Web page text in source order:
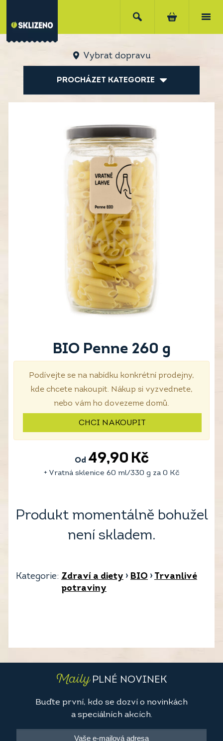
Vybrat dopravu
PROCHÁZET KATEGORIE
BIO Penne 260 g
Podívejte se na nabídku konkrétní prodejny,
kde chcete nakoupit. Nákup si vyzvednete,
nebo vám ho dovezeme domů.
CHCI NAKOUPIT
Od 49,90 Kč
+ Vratná sklenice 60 ml/330 g za 0 Kč
Produkt momentálně bohužel
není skladem.
Kategorie: Zdraví a diety › BIO › Trvanlivé
potraviny
MailyPLNÉ NOVINEK
Buďte první, kdo se dozví o novinkách
a speciálních akcích.